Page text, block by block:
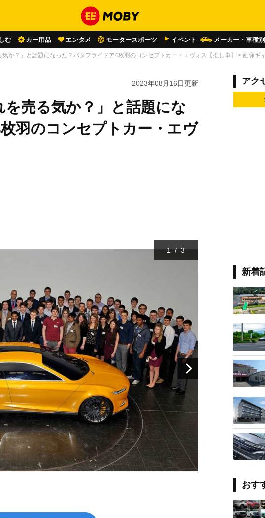
む カー用品 エンタメ モータースポーツ イベント メーカー・車種別
か？」と話題になった？バタフライドア4枚羽のコンセプトカー・エヴォス【推し車】 > 画像ギ
2023年08月16日更新
売る気か？」と話題にな
羽のコンセプトカー・エヴ
flickr.com Author：
1/3
アク
新着
おす